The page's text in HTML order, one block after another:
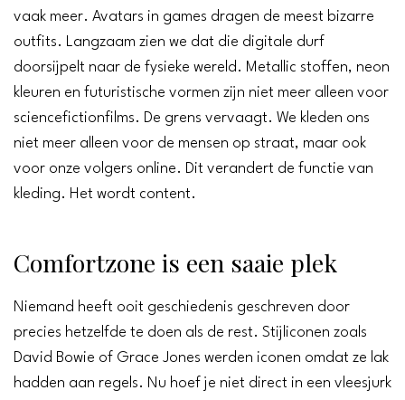
vaak meer. Avatars in games dragen de meest bizarre
outfits. Langzaam zien we dat die digitale durf
doorsijpelt naar de fysieke wereld. Metallic stoffen, neon
kleuren en futuristische vormen zijn niet meer alleen voor
sciencefictionfilms. De grens vervaagt. We kleden ons
niet meer alleen voor de mensen op straat, maar ook
voor onze volgers online. Dit verandert de functie van
kleding. Het wordt content.
Comfortzone is een saaie plek
Niemand heeft ooit geschiedenis geschreven door
precies hetzelfde te doen als de rest. Stijliconen zoals
David Bowie of Grace Jones werden iconen omdat ze lak
hadden aan regels. Nu hoef je niet direct in een vleesjurk